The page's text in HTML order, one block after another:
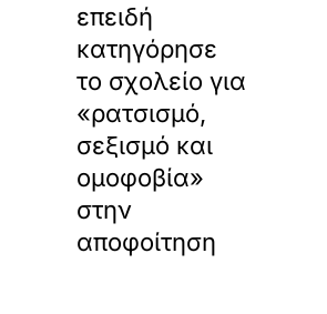
επειδή
κατηγόρησε
το σχολείο για
«ρατσισμό,
σεξισμό και
ομοφοβία»
στην
αποφοίτηση